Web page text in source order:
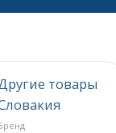
товары